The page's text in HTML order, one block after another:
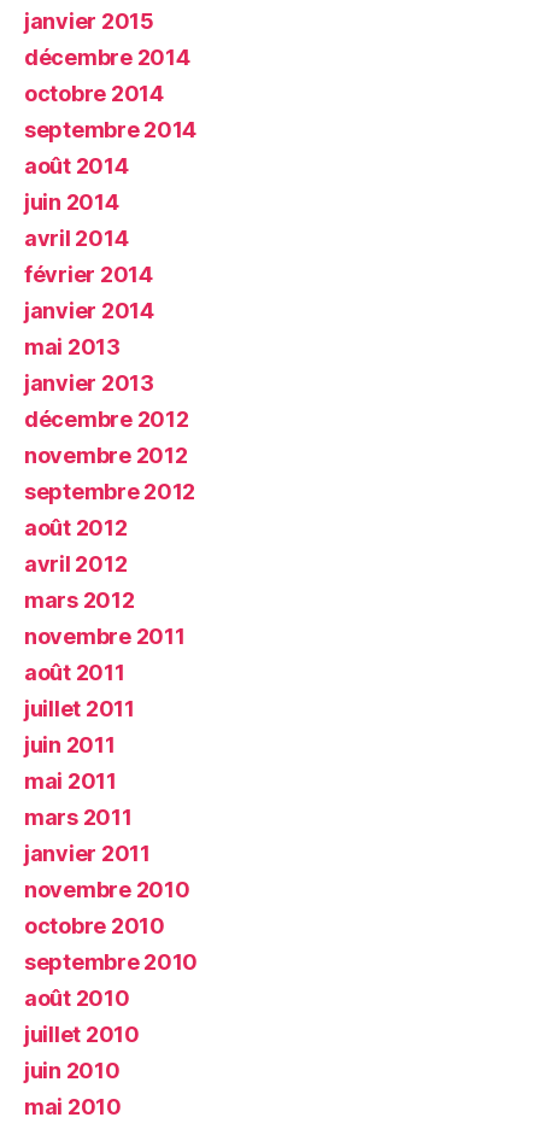
janvier 2015
décembre 2014
octobre 2014
septembre 2014
août 2014
juin 2014
avril 2014
février 2014
janvier 2014
mai 2013
janvier 2013
décembre 2012
novembre 2012
septembre 2012
août 2012
avril 2012
mars 2012
novembre 2011
août 2011
juillet 2011
juin 2011
mai 2011
mars 2011
janvier 2011
novembre 2010
octobre 2010
septembre 2010
août 2010
juillet 2010
juin 2010
mai 2010